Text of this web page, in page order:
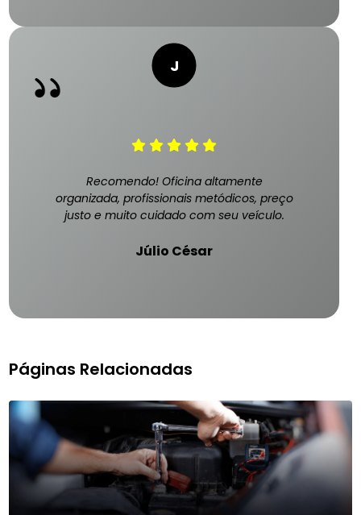
Recomendo! Oficina altamente
organizada, profissionais metódicos, preço
justo e muito cuidado com seu veículo.
Júlio César
Páginas Relacionadas